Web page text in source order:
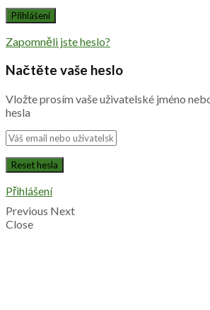
Zapomněli jste heslo?
Načtěte vaše heslo
Vložte prosím vaše uživatelské jméno
hesla
Přihlášení
Previous Next
Close